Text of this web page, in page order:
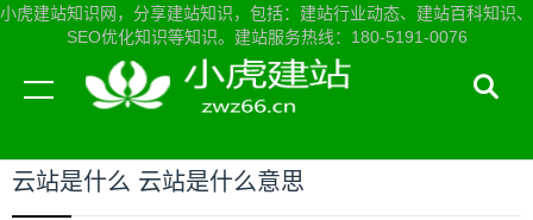
小虎建站知识网，分享建站知识，包括：建站行业动态、建站百科知识、
SEO优化知识等知识。建站服务热线：180-5191-0076
当前位置：小虎建站知识网首页>建站百科知识
云站是什么 云站是什么意思